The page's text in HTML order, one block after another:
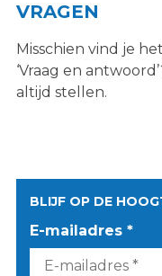
VRAGEN
Misschien vind je
‘Vraag en
altijd stellen.
BLIJF OP DE
E-mailadres *